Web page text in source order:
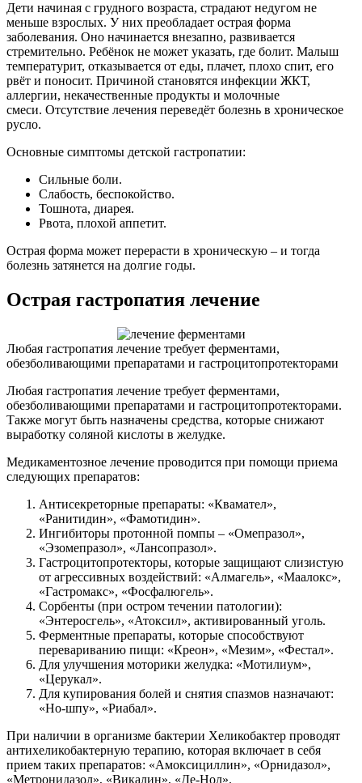
Дети начиная с грудного возраста, страдают недугом не
меньше взрослых. У них преобладает острая форма
заболевания. Оно начинается внезапно, развивается
стремительно. Ребёнок не может указать, где болит. Малыш
температурит, отказывается от еды, плачет, плохо спит, его
рвёт и поносит. Причиной становятся инфекции ЖКТ,
аллергии, некачественные продукты и молочные
смеси. Отсутствие лечения переведёт болезнь в хроническое
русло.
Основные симптомы детской гастропатии:
Сильные боли.
Слабость, беспокойство.
Тошнота, диарея.
Рвота, плохой аппетит.
Острая форма может перерасти в хроническую – и тогда
болезнь затянется на долгие годы.
Острая гастропатия лечение
Любая гастропатия лечение требует ферментами,
обезболивающими препаратами и гастроцитопротекторами
Любая гастропатия лечение требует ферментами,
обезболивающими препаратами и гастроцитопротекторами.
Также могут быть назначены средства, которые снижают
выработку соляной кислоты в желудке.
Медикаментозное лечение проводится при помощи приема
следующих препаратов:
Антисекреторные препараты: «Квамател»,
«Ранитидин», «Фамотидин».
Ингибиторы протонной помпы – «Омепразол»,
«Эзомепразол», «Лансопразол».
Гастроцитопротекторы, которые защищают слизистую
от агрессивных воздействий: «Алмагель», «Маалокс»,
«Гастромакс», «Фосфалюгель».
Сорбенты (при остром течении патологии):
«Энтеросгель», «Атоксил», активированный уголь.
Ферментные препараты, которые способствуют
перевариванию пищи: «Креон», «Мезим», «Фестал».
Для улучшения моторики желудка: «Мотилиум»,
«Церукал».
Для купирования болей и снятия спазмов назначают:
«Но-шпу», «Риабал».
При наличии в организме бактерии Хеликобактер проводят
антихеликобактерную терапию, которая включает в себя
прием таких препаратов: «Амоксициллин», «Орнидазол»,
«Метронидазол», «Викалин», «Де-Нол».